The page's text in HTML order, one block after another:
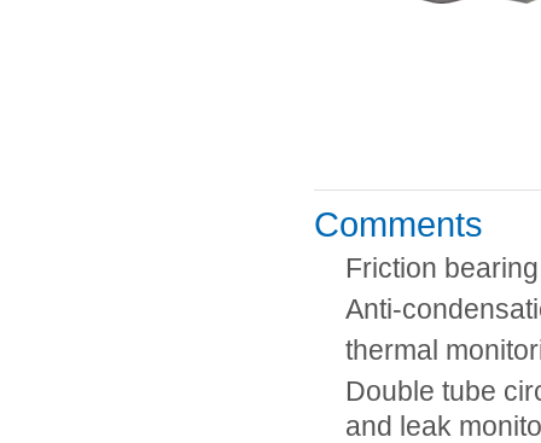
Comments
Friction
Anti-
thermal
Double tube
and leak